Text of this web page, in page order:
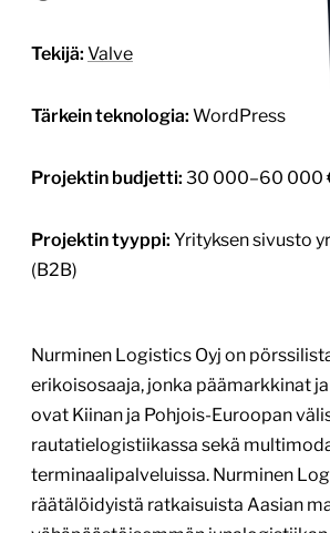
Tekijä: Valve
Tärkein teknologia: WordPress
Projektin budjetti: 30 000–60 000
Projektin tyyppi: Yrityksen sivusto
(B2B)
Nurminen Logistics Oyj on
erikoisosaaja, jonka päämarkkinat
ovat Kiinan ja Pohjois-Euroopan
rautatielogistiikassa sekä
terminaalipalveluissa. Nurminen
räätälöidyistä ratkaisuista Aasian